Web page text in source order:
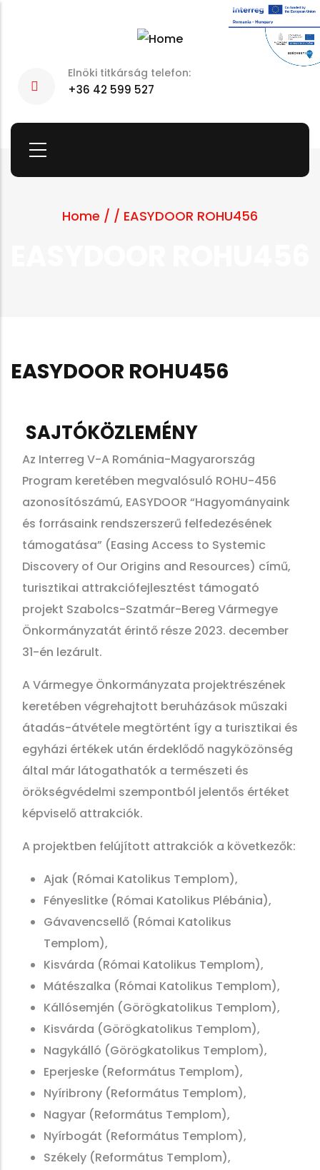
Elnöki titkárság telefon:
+36 42 599 527
Home / / EASYDOOR ROHU456
EASYDOOR ROHU456
SAJTÓKÖZLEMÉNY
Az Interreg V-A Románia-Magyarország
Program keretében megvalósuló ROHU-456
azonosítószámú, EASYDOOR “Hagyományaink
és forrásaink rendszerszerű felfedezésének
támogatása” (Easing Access to Systemic
Discovery of Our Origins and Resources) című,
turisztikai attrakciófejlesztést támogató
projekt Szabolcs-Szatmár-Bereg Vármegye
Önkormányzatát érintő része 2023. december
31-én lezárult.
A Vármegye Önkormányzata projektrészének
keretében végrehajtott beruházások műszaki
átadás-átvétele megtörtént így a turisztikai és
egyházi értékek után érdeklődő nagyközönség
által már látogathatók a természeti és
örökségvédelmi szempontból jelentős értéket
képviselő attrakciók.
A projektben felújított attrakciók a következők:
Ajak (Római Katolikus Templom),
Fényeslitke (Római Katolikus Plébánia),
Gávavencsellő (Római Katolikus
Templom),
Kisvárda (Római Katolikus Templom),
Mátészalka (Római Katolikus Templom),
Kállósemjén (Görögkatolikus Templom),
Kisvárda (Görögkatolikus Templom),
Nagykálló (Görögkatolikus Templom),
Eperjeske (Református Templom),
Nyíribrony (Református Templom),
Nagyar (Református Templom),
Nyírbogát (Református Templom),
Székely (Református Templom),